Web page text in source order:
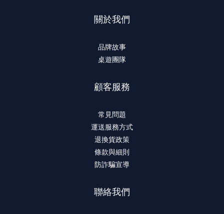
關於我們
品牌故事
桌遊團隊
顧客服務
常見問題
運送服務方式
退換貨政策
條款與細則
防詐騙宣導
聯絡我們